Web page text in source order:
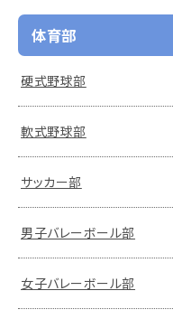
体育部
硬式野球部
軟式野球部
サッカー部
男子バレーボール部
女子バレーボール部